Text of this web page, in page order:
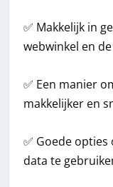
✅ Makkelijk in
webwinkel en
✅ Een manier
makkelijker en
✅ Goede
data te